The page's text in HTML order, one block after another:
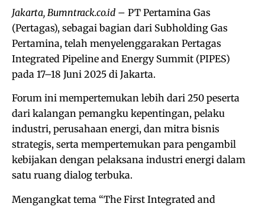
Jakarta, Bumntrack.co.id – PT Pertamina Gas
(Pertagas), sebagai bagian dari Subholding Gas
Pertamina, telah menyelenggarakan Pertagas
Integrated Pipeline and Energy Summit (PIPES)
pada 17–18 Juni 2025 di Jakarta.
Forum ini mempertemukan lebih dari 250 peserta
dari kalangan pemangku kepentingan, pelaku
industri, perusahaan energi, dan mitra bisnis
strategis, serta mempertemukan para pengambil
kebijakan dengan pelaksana industri energi dalam
satu ruang dialog terbuka.
Mengangkat tema “The First Integrated and